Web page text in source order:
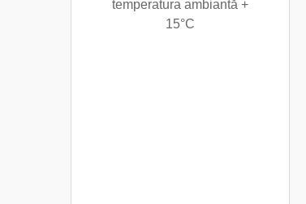
temperatura ambiantă +
15°C